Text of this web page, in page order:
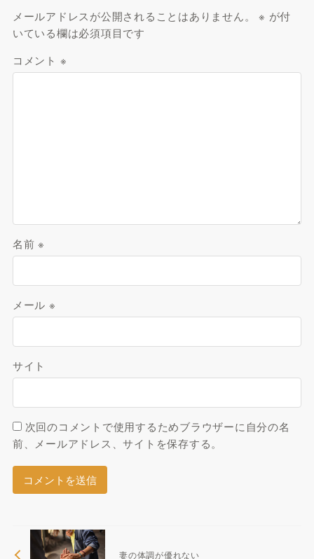
メールアドレスが公開されることはありません。 ※ が付
いている欄は必須項目です
コメント ※
名前※
メール ※
サイト
次回のコメントで使用するためブラウザーに自分の名
前、メールアドレス、サイトを保存する。
妻の体調が優れない